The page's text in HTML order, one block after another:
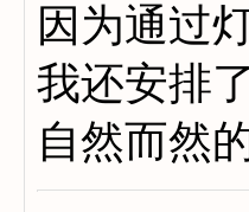
因为通过
我还安排
自然而然